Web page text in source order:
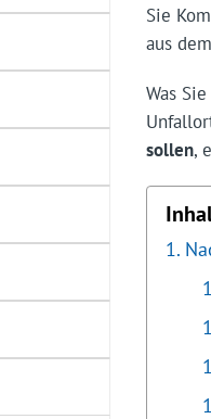
Sie
aus
Was
sollen,